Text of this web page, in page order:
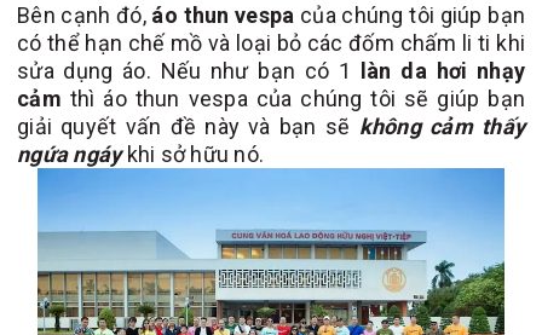
Bên cạnh đó, áo thun vespa của chúng tôi giúp bạn
có thể hạn chế mồ và loại bỏ các đốm chấm li ti khi
sửa dụng áo. Nếu như bạn có 1
làn da hơi nhạy
cảm thì áo thun vespa của chúng tôi sẽ giúp bạn
giải quyết vấn đề này và bạn sẽ không cảm thấy
ngứa ngáykhi sở hữu nó.